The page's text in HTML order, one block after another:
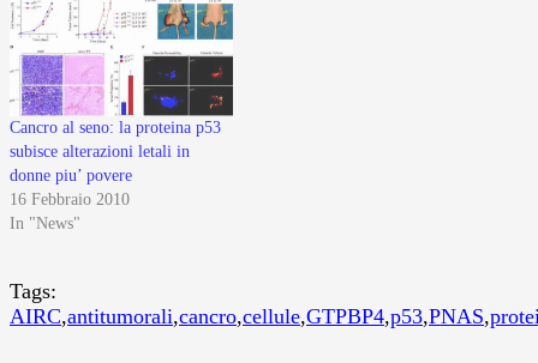
Cancro al seno: la proteina p53
subisce alterazioni letali in
donne piu’ povere
16 Febbraio 2010
In "News"
Tags:
AIRC,antitumorali,cancro,cellule,GTPBP4,p53,PNAS,